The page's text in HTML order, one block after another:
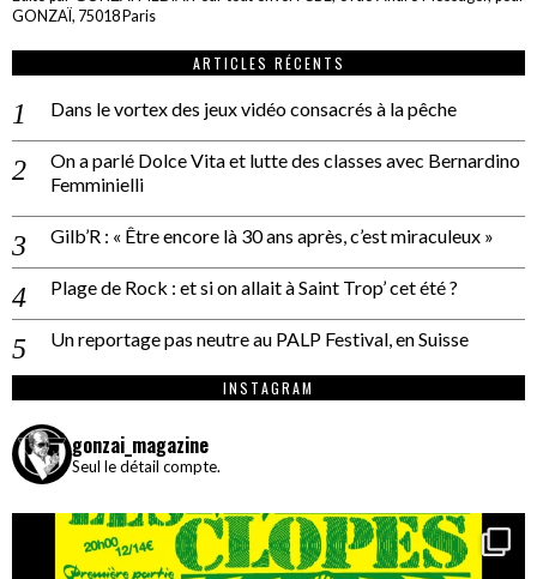
GONZAÏ, 75018 Paris
ARTICLES RÉCENTS
Dans le vortex des jeux vidéo consacrés à la pêche
On a parlé Dolce Vita et lutte des classes avec Bernardino
Femminielli
Gilb’R : « Être encore là 30 ans après, c’est miraculeux »
Plage de Rock : et si on allait à Saint Trop’ cet été ?
Un reportage pas neutre au PALP Festival, en Suisse
INSTAGRAM
gonzai_magazine
Seul le détail compte.